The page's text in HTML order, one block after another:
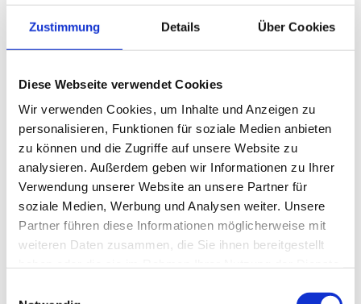
Zustimmung Details Über Cookies
Diese Webseite verwendet Cookies
Wir verwenden Cookies, um Inhalte und Anzeigen zu
personalisieren, Funktionen für soziale Medien anbieten
zu können und die Zugriffe auf unsere Website zu
analysieren. Außerdem geben wir Informationen zu Ihrer
Verwendung unserer Website an unsere Partner für
soziale Medien, Werbung und Analysen weiter. Unsere
Partner führen diese Informationen möglicherweise mit
weiteren Daten zusammen, die Sie ihnen bereitgestellt
letzten Klick, da sie als die wertvollsten
Interaktionen zählen. Sie werden in der Regel
20% werden auf die Klicks dazwischen verteilt.
Ein Vorteil liegt darin, dass alle
Berührungspunkte der Customer Journey
berücksichtigt werden. Außerdem lässt das
Modell eine individuelle Gewichtung zu, was
aber auch zu einem Nachteil werden kann.